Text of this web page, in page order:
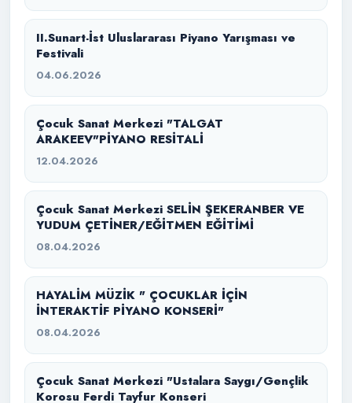
II.Sunart-İst Uluslararası Piyano Yarışması ve
Festivali
04.06.2026
Çocuk Sanat Merkezi "TALGAT
ARAKEEV"PİYANO RESİTALİ
12.04.2026
Çocuk Sanat Merkezi SELİN ŞEKERANBER VE
YUDUM ÇETİNER/EĞİTMEN EĞİTİMİ
08.04.2026
HAYALİM MÜZİK " ÇOCUKLAR İÇİN
İNTERAKTİF PİYANO KONSERİ"
08.04.2026
Çocuk Sanat Merkezi "Ustalara Saygı/Gençlik
Korosu Ferdi Tayfur Konseri